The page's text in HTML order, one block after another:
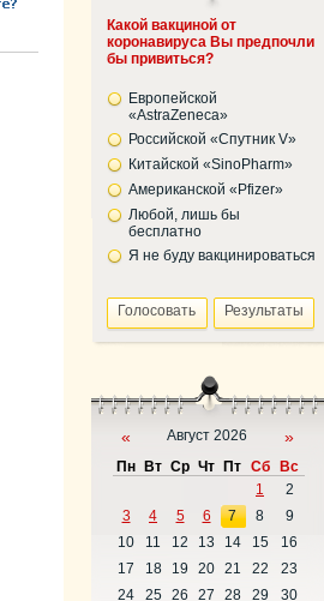
Какой вакциной от
коронавируса Вы предпочли
бы привиться?
Европейской
«AstraZeneca»
Российской «Спутник V»
Китайской «SinoPharm»
Американской «Pfizer»
Любой, лишь бы
бесплатно
Я не буду вакцинироваться
« Август 2026 »
Пн Вт Ср Чт Пт Сб
Вс
1
2
3
4 5 6 7 8
9
10
11 12 13 14 15
16
17
18 19 20 21 22
23
24
25 26 27 28 29
30